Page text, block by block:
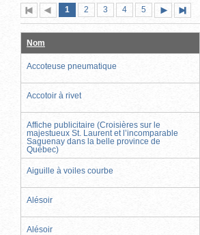
Première
page
Page
précédente
Page
1 (page
actuelle)
Page
2 Page
3 Page
4 Page
5
suivante
page
Nom
Accoteuse pneumatique
Accotoir à rivet
Affiche publicitaire (Croisières sur le
majestueux St. Laurent et l’incomparable
Saguenay dans la belle province de
Québec)
Aiguille à voiles courbe
Alésoir
Alésoir